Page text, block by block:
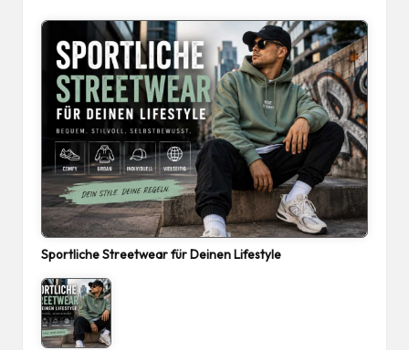
Sportliche Streetwear für Deinen Lifestyle